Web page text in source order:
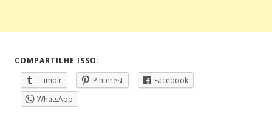
COMPARTILHE ISSO:
Tumblr
Pinterest
Facebook
WhatsApp